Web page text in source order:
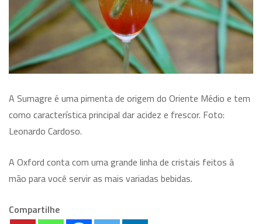
A Sumagre é uma pimenta de origem do Oriente Médio e tem
como característica principal dar acidez e frescor. Foto:
Leonardo Cardoso.
A Oxford conta com uma grande linha de cristais feitos à
mão para você servir as mais variadas bebidas.
Compartilhe